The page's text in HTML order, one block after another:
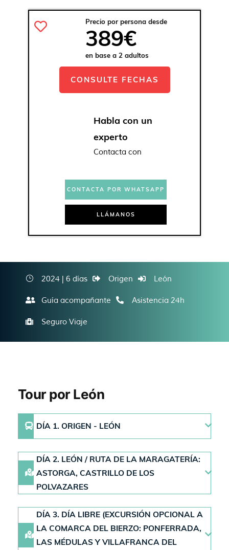
Una experiencia inolvidable aguarda en cada
rincón de esta fascinante travesía.
LEÓN - RUTA DE LA MARAGATERÍA -
ASTORGA - CASTRILLO DE LOS POLVAZARES -
BIERZO - FIORDOS LEONESES - RIAÑO - VALENCIA DE
Precio por persona desde
389€
en base a 2 adultos
CONSULTE FECHAS
Habla con un
experto
Contacta con
CONTACTA POR WHATSAPP
LLÁMANOS
2024 | 6 días Origen León
Guía acompañante Asistencia 24h
Seguro Viaje
Tour por León
DÍA 1. ORIGEN - LEÓN
DÍA 2. LEÓN / RUTA DE LA MARAGATERÍA:
ASTORGA, CASTRILLO DE LOS
POLVAZARES
DÍA 3. DÍA LIBRE (EXCURSIÓN OPCIONAL A
LA COMARCA DEL BIERZO: PONFERRADA,
LAS MÉDULAS Y VILLAFRANCA DEL